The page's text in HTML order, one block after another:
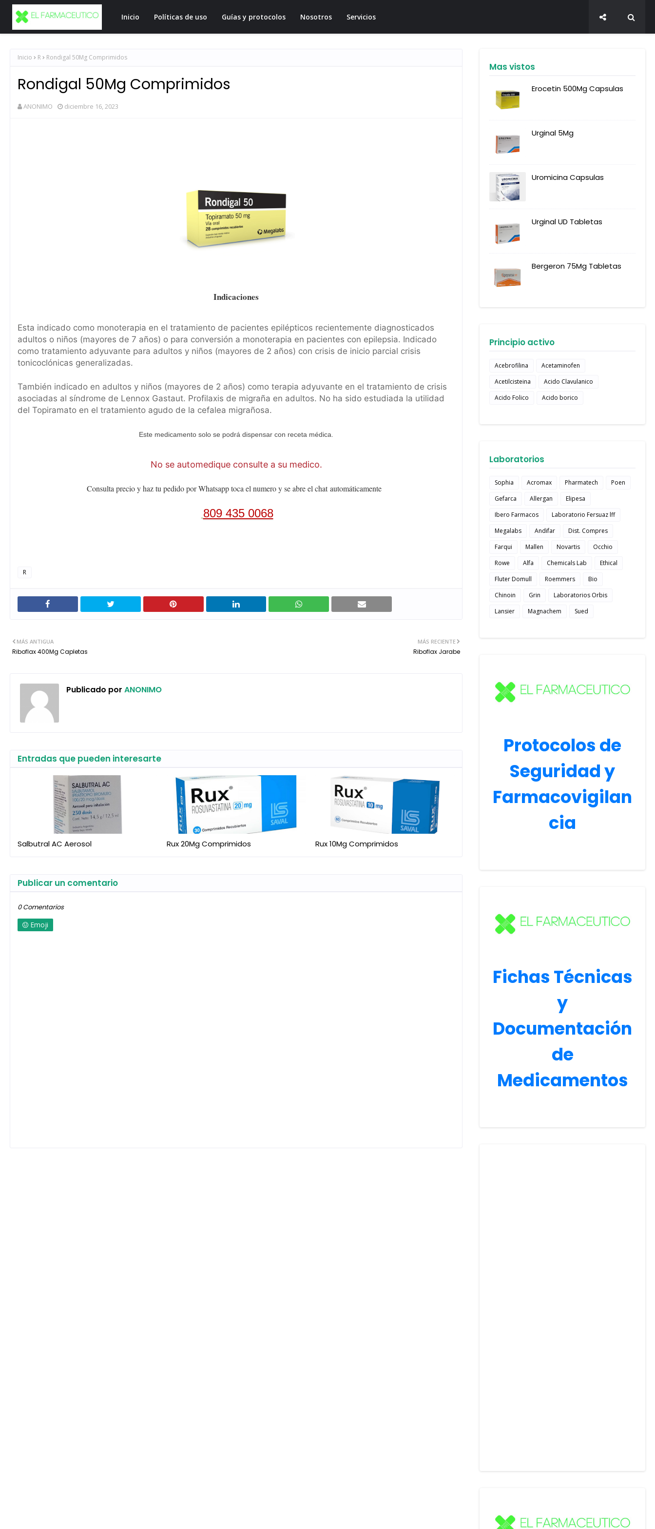
Inicio Políticas de uso Guías y protocolos Nosotros Servicios
Inicio R Rondigal 50Mg Comprimidos
Rondigal 50Mg Comprimidos
ANONIMO diciembre 16, 2023
Indicaciones
Esta indicado como monoterapia en el tratamiento de pacientes epilépticos recientemente diagnosticados
adultos o niños (mayores de 7 años) o para conversión a monoterapia en pacientes con epilepsia. Indicado
como tratamiento adyuvante para adultos y niños (mayores de 2 años) con crisis de inicio parcial crisis
tonicoclónicas generalizadas.
También indicado en adultos y niños (mayores de 2 años) como terapia adyuvante en el tratamiento de crisis
asociadas al síndrome de Lennox Gastaut. Profilaxis de migraña en adultos. No ha sido estudiada la utilidad
del Topiramato en el tratamiento agudo de la cefalea migrañosa.
Este medicamento solo se podrá dispensar con receta médica.
No se automedique consulte a su medico.
Consulta precio y haz tu pedido por Whatsapp toca el numero y se abre el chatautomáticamente
809 435 0068
R
MÁS RECIENTE
Riboflax Jarabe
MÁS ANTIGUA
Riboflax 400Mg Capletas
Publicado por ANONIMO
Entradas que pueden interesarte
Salbutral AC Aerosol Rux 20Mg Comprimidos Rux 10Mg Comprimidos
Publicar un comentario
0 Comentarios
Emoji
Mas vistos
Erocetin 500Mg Capsulas
Urginal 5Mg
Uromicina Capsulas
Urginal UD Tabletas
Bergeron 75Mg Tabletas
Principio activo
Acebrofilina
Acetaminofen
Acetilcisteina
Acido Clavulanico
Acido Folico
Acido borico
Laboratorios
Sophia Acromax Pharmatech
Poen
Gefarca
Allergan
Elipesa
Ibero Farmacos
Laboratorio Fersuaz lff
Megalabs
Andifar
Dist. Compres
Farqui
Mallen Novartis
Occhio
Rowe
Alfa Chemicals Lab
Ethical
Fluter Domull
Roemmers
Bio
Chinoin
Grin
Laboratorios Orbis
Lansier
Magnachem Sued
Protocolos de
Seguridad y
Farmacovigilan
cia
Fichas Técnicas
y
Documentación
de
Medicamentos